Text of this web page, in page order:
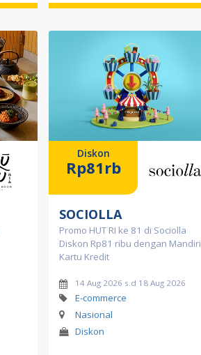
Diskon
Rp81rb
SOCIOLLA
Promo HUT RI ke 81 di Sociolla
Diskon Rp81 ribu dengan Mandiri
Kartu Kredit
14 Aug 2026 s.d 18 Aug 2026
E-commerce
Nasional
Diskon